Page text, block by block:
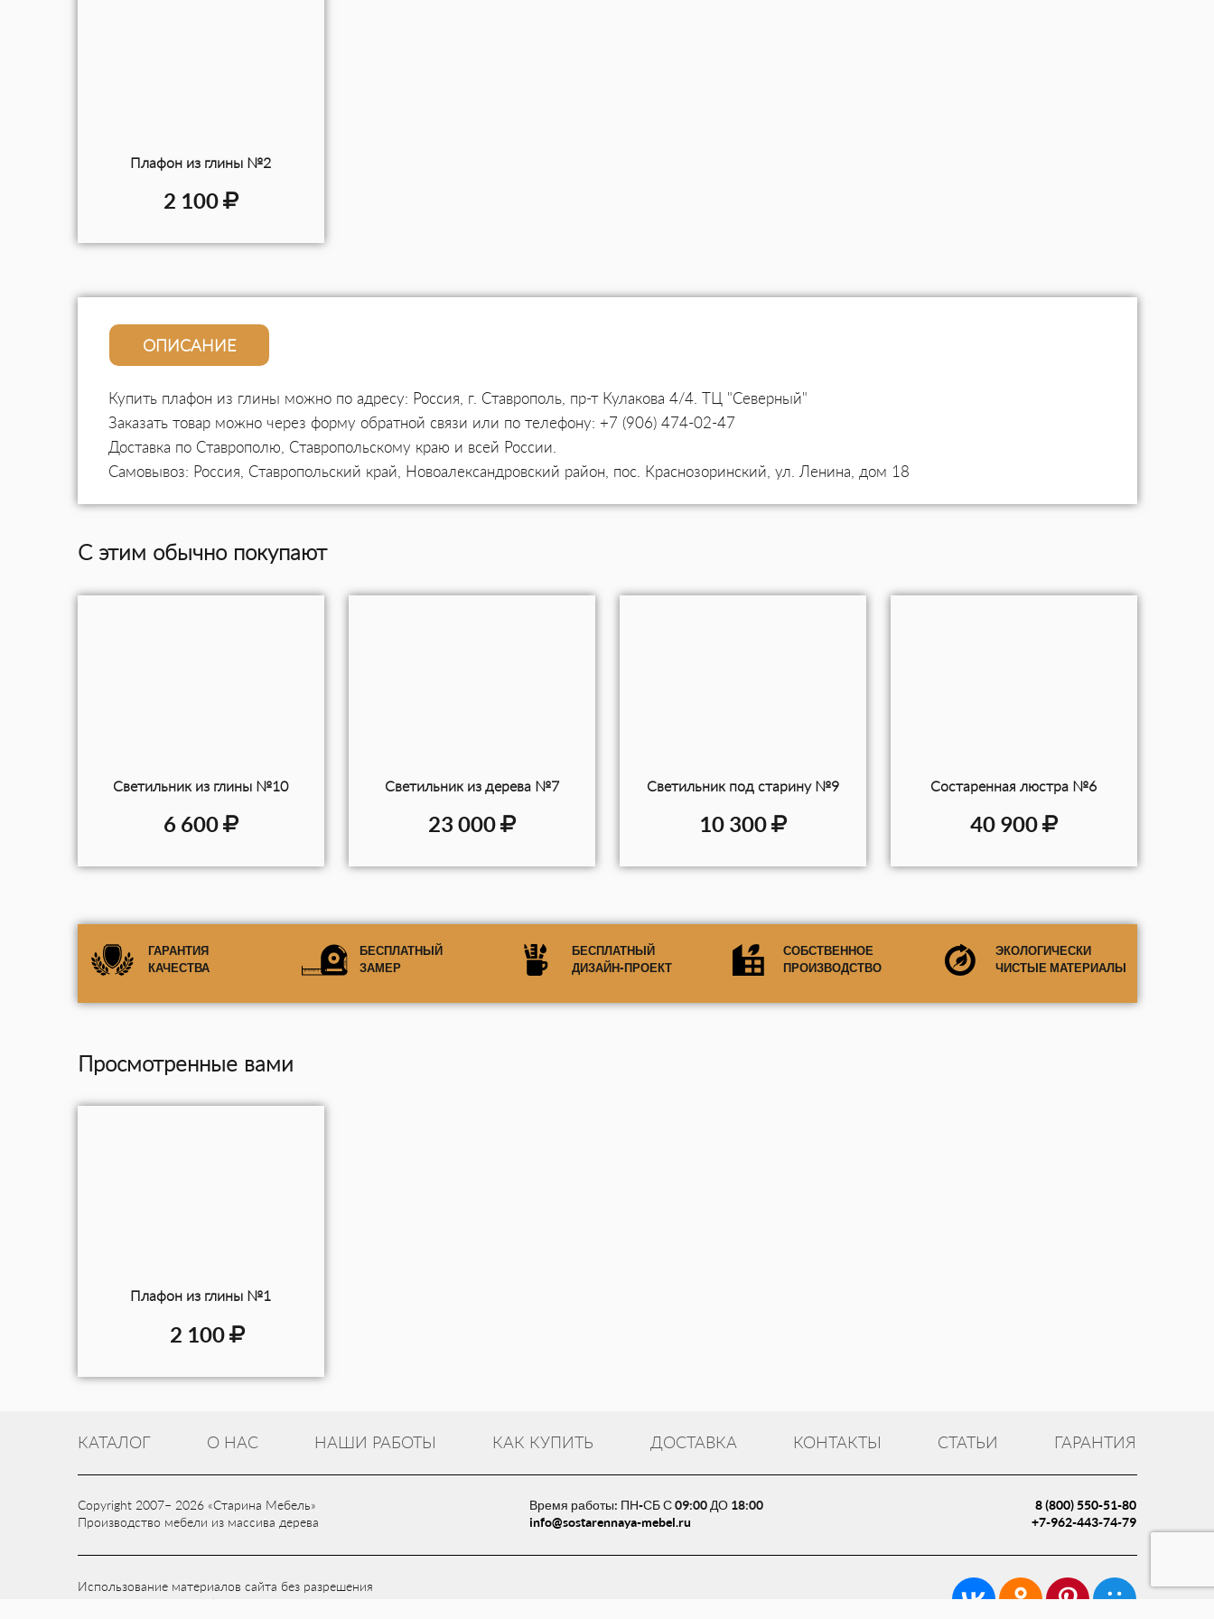
Плафон из глины №2
2 100
ОПИСАНИЕ
Купить плафон из глины можно по адресу: Россия, г. Ставрополь, пр-т Кулакова 4/4. ТЦ "Северный"
Заказать товар можно через форму обратной связи или по телефону: +7 (906) 474-02-47
Доставка по Ставрополю, Ставропольскому краю и всей России.
Самовывоз: Россия, Ставропольский край, Новоалександровский район, пос. Краснозоринский, ул. Ленина, дом 18
С этим обычно покупают
Светильник из глины №10
6 600
Светильник из дерева №7
23 000
Светильник под старину №9
10 300
Состаренная люстра №6
40 900
ГАРАНТИЯ
КАЧЕСТВА
БЕСПЛАТНЫЙ
ЗАМЕР
БЕСПЛАТНЫЙ
ДИЗАЙН-ПРОЕКТ
СОБСТВЕННОЕ
ПРОИЗВОДСТВО
ЭКОЛОГИЧЕСКИ
ЧИСТЫЕ МАТЕРИАЛЫ
Просмотренные вами
Плафон из глины №1
2 100
КАТАЛОГ О НАС НАШИ РАБОТЫ КАК КУПИТЬ ДОСТАВКА КОНТАКТЫ СТАТЬИ ГАРАНТИЯ
Copyright 2007– 2026 «Старина Мебель»
Производство мебели из массива дерева
Время работы: ПН-СБ С 09:00 ДО 18:00
info@sostarennaya-mebel.ru
8 (800) 550-51-80
+7-962-443-74-79
Использование материалов сайта без разрешения
компани «Старина Мебель» запрещено.